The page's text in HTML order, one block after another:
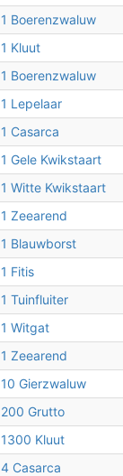
1 Boerenzwaluw
1 Kluut
1 Boerenzwaluw
1 Lepelaar
1 Casarca
1 Gele Kwikstaart
1 Witte Kwikstaart
1 Zeearend
1 Blauwborst
1 Fitis
1 Tuinfluiter
1 Witgat
1 Zeearend
10 Gierzwaluw
200 Grutto
1300 Kluut
4 Casarca